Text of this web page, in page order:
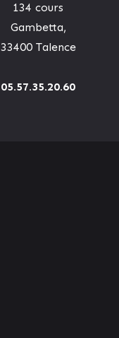
134 cours
Gambetta,
33400 Talence
05.57.35.20.60